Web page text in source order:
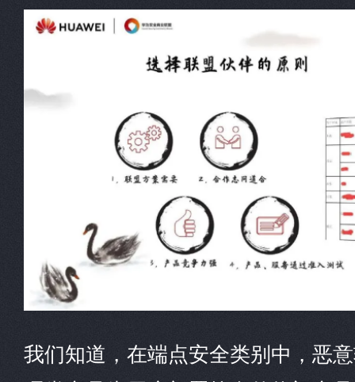
我们知道，在端点安全类别中，恶